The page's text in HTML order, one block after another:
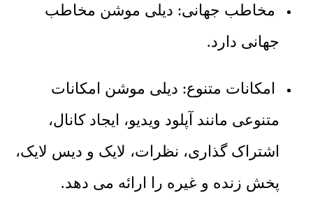
مخاطب جهانی: دیلی موشن مخاطب
جهانی دارد.
امکانات متنوع: دیلی موشن امکانات
متنوعی مانند آپلود ویدیو، ایجاد کانال،
اشتراک گذاری، نظرات، لایک و دیس لایک،
پخش زنده و غیره را ارائه می دهد.